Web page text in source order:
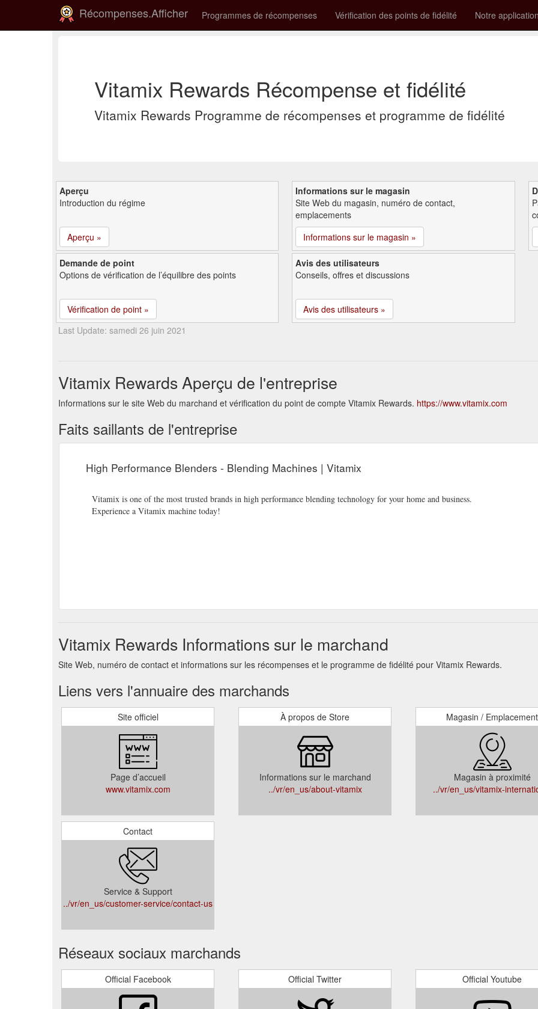
Récompenses.Afficher Programmes de récompenses Vérification des points de fidélité Notre
Vitamix Rewards Récompense et fidélité
Vitamix Rewards Programme de récompenses et programme de fidélité
Aperçu
Introduction du régime
Aperçu »
Informations sur le magasin
Site Web du magasin, numéro de contact,
emplacements
Informations sur le magasin »
Demande de point
Options de vérification de l’équilibre des points
Vérification de point »
Avis des utilisateurs
Conseils, offres et discussions
Avis des utilisateurs »
Last Update: samedi 26 juin 2021
Vitamix Rewards Aperçu de l'entreprise
Informations sur le site Web du marchand et vérification du point de compte Vitamix Rewards. https://www.vitamix.com
Faits saillants de l'entreprise
High Performance Blenders - Blending Machines | Vitamix
Vitamix is one of the most trusted brands in high performance blending technology for your home and business.
Experience a Vitamix machine today!
Vitamix Rewards Informations sur le marchand
Site Web, numéro de contact et informations sur les récompenses et le programme de fidélité pour Vitamix Rewards.
Liens vers l'annuaire des marchands
Site officiel
Page d’accueil
www.vitamix.com
À propos de Store
Informations sur le marchand
../vr/en_us/about-vitamix
Magasin / Emplacement
Magasin à proximité
../vr/en_us/vitamix-
Contact
Service & Support
../vr/en_us/customer-service/contact-us
Réseaux sociaux marchands
Official Facebook Official Twitter Official Youtube